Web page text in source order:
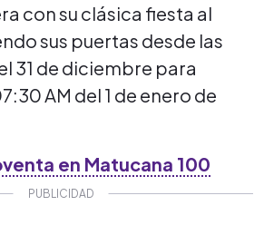
con su clásica fiesta al
sus puertas desde las
31 de diciembre para
AM del 1 de enero de
en Matucana 100